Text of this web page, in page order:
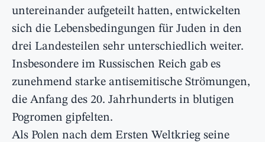
untereinander aufgeteilt hatten, entwickelten
sich die Lebensbedingungen für Juden in den
drei Landesteilen sehr unterschiedlich weiter.
Insbesondere im Russischen Reich gab es
zunehmend starke antisemitische Strömungen,
die Anfang des 20. Jahrhunderts in blutigen
Pogromen gipfelten.
Als Polen nach dem Ersten Weltkrieg seine